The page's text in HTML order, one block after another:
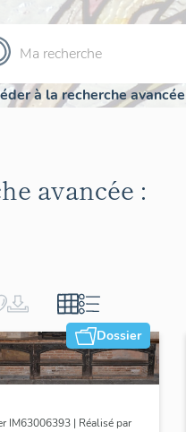
à la recherche avancée
avancée :
Dossier
IM63006393 | Réalisé par